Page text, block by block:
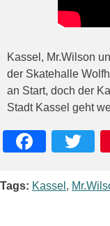
Kassel, Mr.Wilson
der Skatehalle
an Start, doch der
Stadt Kassel geht
Tags: Kassel ,